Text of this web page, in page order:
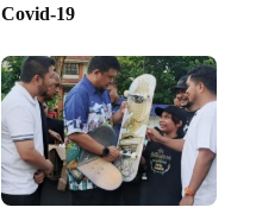
Covid-19